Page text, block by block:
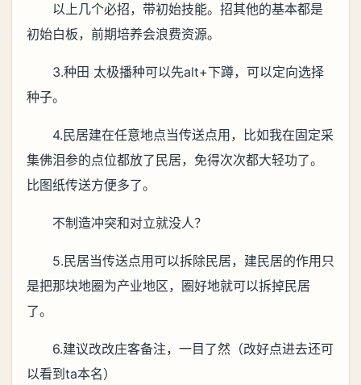
以上几个必招，带初始技能。招其他的基本都是
初始白板，前期培养会浪费资源。
3.种田 太极播种可以先alt+下蹲，可以定向选择
种子。
4.民居建在任意地点当传送点用，比如我在固定采
集佛泪参的点位都放了民居，免得次次都大轻功了。
比图纸传送方便多了。
不制造冲突和对立就没人？
5.民居当传送点用可以拆除民居，建民居的作用只
是把那块地圈为产业地区，圈好地就可以拆掉民居
了。
6.建议改改庄客备注，一目了然（改好点进去还可
以看到ta本名）